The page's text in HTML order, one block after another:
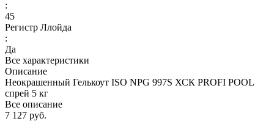
:
45
Регистр Ллойда
:
Да
Все характеристики
Описание
Неокрашенный Гелькоут ISO NPG 997S ХСК PROFI POOL
спрей 5 кг
Все описание
7 127 руб.